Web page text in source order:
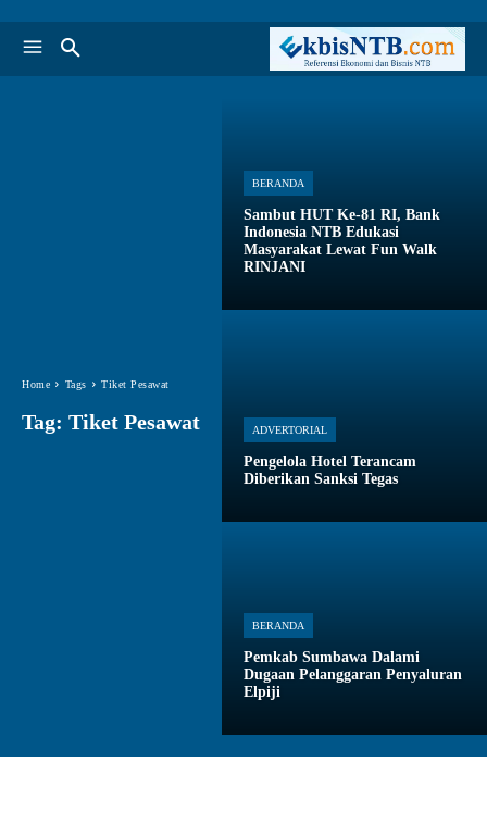
Home Tags Tiket Pesawat
Tag: Tiket Pesawat
BERANDA
Sambut HUT Ke-81 RI, Bank
Indonesia NTB Edukasi
Masyarakat Lewat Fun Walk
RINJANI
ADVERTORIAL
Pengelola Hotel Terancam
Diberikan Sanksi Tegas
BERANDA
Pemkab Sumbawa Dalami
Dugaan Pelanggaran Penyaluran
Elpiji